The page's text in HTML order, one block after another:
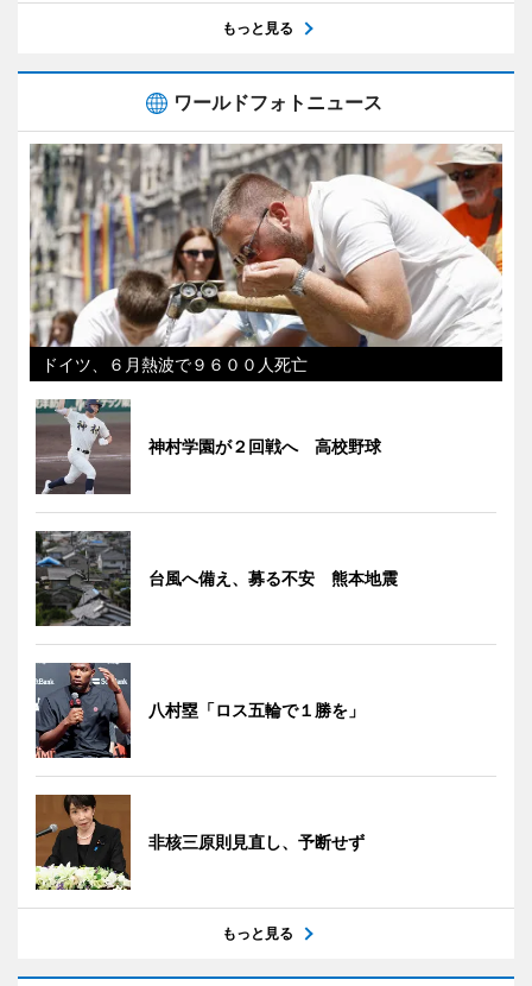
もっと見る
ワールドフォトニュース
ドイツ、６月熱波で９６００人死亡
神村学園が２回戦へ 高校野球
台風へ備え、募る不安 熊本地震
八村塁「ロス五輪で１勝を」
非核三原則見直し、予断せず
もっと見る